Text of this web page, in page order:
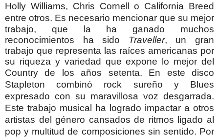
Holly Williams, Chris Cornell o California Breed
entre otros. Es necesario mencionar que su mejor
trabajo, que la ha ganado muchos
reconocimientos ha sido Traveller, un gran
trabajo que representa las raíces americanas por
su riqueza y variedad que expone lo mejor del
Country de los años setenta. En este disco
Stapleton combinó rock sureño y Blues
expresado con su maravillosa voz desgarrada.
Este trabajo musical ha logrado impactar a otros
artistas del género cansados de ritmos ligado al
pop y multitud de composiciones sin sentido. Por